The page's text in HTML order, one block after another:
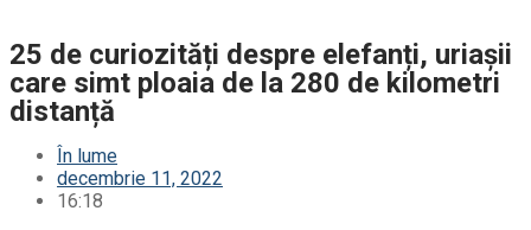
25 de curiozități despre elefanți, uriașii
care simt ploaia de la 280 de kilometri
distanță
În lume
decembrie 11, 2022
16:18